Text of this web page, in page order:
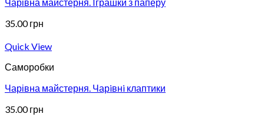
Чарівна майстерня. Iграшки з паперу
35.00грн
Quick View
Саморобки
Чарівна майстерня. Чарiвнi клаптики
35.00грн